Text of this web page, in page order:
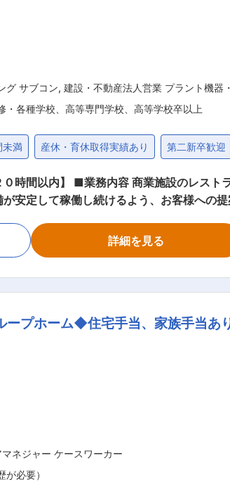
がっております。 ■会社の雰囲気の詳細について： 共
重要視しています。また、創業48年、地
働く事ができます。また資格手当があり
グ サブコン, 建設・不動産法人営業 プラント機器
・各種学校、高等専門学校、高等学校卒以上
未満 産休・育休取得実績あり 第二新卒歓迎
コート、食品工場など
安定して稼働し続けるよう、お客様への
理 ・協力会社との工程調整・安全管理 ・設
お客様や協力会社と連携しながら設備の
専門知識・提案力が身につく ■教育制度 ・入社後1~2日
までを一貫して手掛けており、お客様と
ンフラを支える社会貢献性の高い仕事です。 変更
詳細を見る
ープホーム◆住宅手当、家族手当あ
ネジャー ケースワーカー
必要）